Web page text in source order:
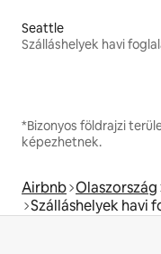
Seattle
*Bizonyos földrajzi
képezhetnek.
Airbnb Olaszország
Szálláshelyek havi